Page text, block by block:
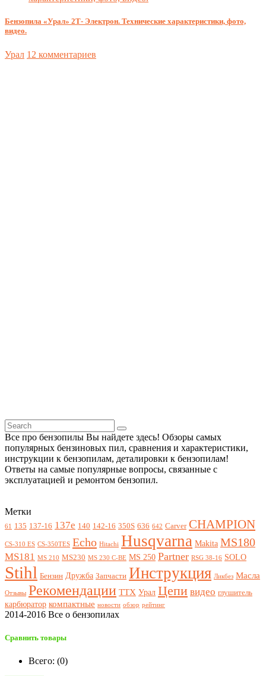
Бензопила «Урал» 2Т- Электрон. Технические характеристики, фото,
видео.
Урал 12 комментариев
Все про бензопилы Вы найдете здесь! Обзоры самых
популярных бензиновых пил, сравнения и характеристики,
инструкции к бензопилам, деталировки к бензопилам!
Ответы на самые популярные вопросы, связанные с
эксплуатацией и ремонтом бензопил.
Метки
61 135 137-16 137e 140 142-16 350S 636 642 Carver CHAMPION
CS-310 ES CS-350TES Echo Hitachi Husqvarna Makita MS180
MS181 MS 210 MS230 MS 230 C-BE MS 250 Partner RSG 38-16 SOLO
Stihl Бензин Дружба Запчасти Инструкция Ликбез Масла
Отзывы Рекомендации ТТХ Урал Цепи видео глушитель
карбюратор компактные новости обзор рейтинг
2014-2016 Все о бензопилах
Сравнить товары
Всего: (0)